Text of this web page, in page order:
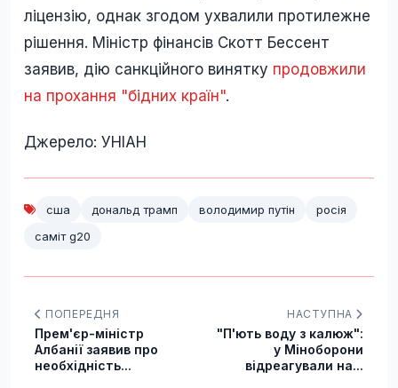
ліцензію, однак згодом ухвалили протилежне
рішення. Міністр фінансів Скотт Бессент
заявив, дію санкційного винятку продовжили
на прохання "бідних країн".
Джерело: УНІАН
сша дональд трамп володимир путін
росія
саміт g20
ПОПЕРЕДНЯ
Прем'єр-міністр
Албанії заявив про
необхідність...
НАСТУПНА
"П'ють воду з калюж":
у Міноборони
відреагували на...